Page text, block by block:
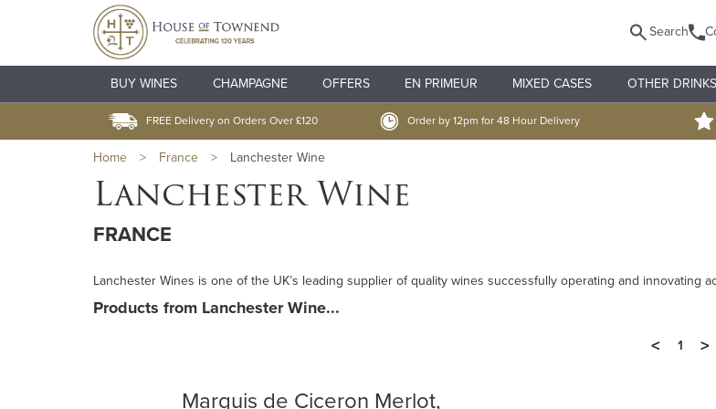
Search
BUY WINES CHAMPAGNE OFFERS EN PRIMEUR MIXED CASES OTHER DRINKS
FREE Delivery on Orders Over £120 Order by 12pm for 48 Hour Delivery
Home > France > Lanchester Wine
Lanchester Wine
FRANCE
Lanchester Wines is one of the UK’s leading supplier of quality wines successfully operating and innovating
Products from Lanchester Wine...
<
1 >
Marquis de Ciceron Merlot,